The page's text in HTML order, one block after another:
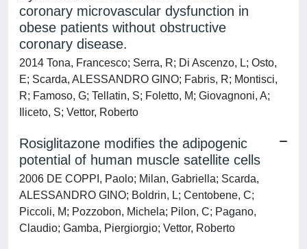
coronary microvascular dysfunction in
obese patients without obstructive
coronary disease.
2014 Tona, Francesco; Serra, R; Di Ascenzo, L; Osto,
E; Scarda, ALESSANDRO GINO; Fabris, R; Montisci,
R; Famoso, G; Tellatin, S; Foletto, M; Giovagnoni, A;
Iliceto, S; Vettor, Roberto
Rosiglitazone modifies the adipogenic
potential of human muscle satellite cells
2006 DE COPPI, Paolo; Milan, Gabriella; Scarda,
ALESSANDRO GINO; Boldrin, L; Centobene, C;
Piccoli, M; Pozzobon, Michela; Pilon, C; Pagano,
Claudio; Gamba, Piergiorgio; Vettor, Roberto